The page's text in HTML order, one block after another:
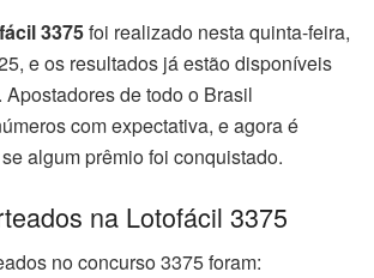
3375foi realizado nesta quinta-feira,
e os resultados já estão disponíveis
de todo o Brasil
com expectativa, e agora é
algum prêmio foi conquistado.
na Lotofácil 3375
no concurso 3375 foram: